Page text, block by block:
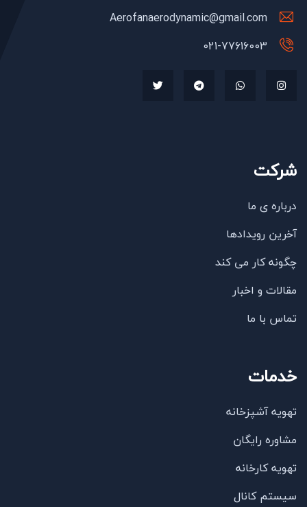
Aerofanaerodynamic@gmail.com
021-77616003
شرکت
درباره ی ما
آخرین رویدادها
چگونه کار می کند
مقالات و اخبار
تماس با ما
خدمات
تهویه آشپزخانه
مشاوره رایگان
تهویه کارخانه
سیستم کانال